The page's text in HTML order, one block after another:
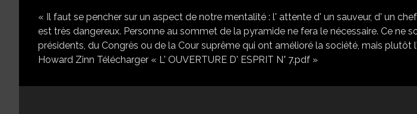
« Il faut se pencher sur un aspect de notre mentalité : l' attente d' un sauveur, d' un
est très dangereux. Personne au sommet de la pyramide ne fera le nécessaire. Ce ne
présidents, du Congrès ou de la Cour suprême qui ont amélioré la société, mais plutôt
Howard Zinn Télécharger « L' OUVERTURE D' ESPRIT N° 7.pdf »